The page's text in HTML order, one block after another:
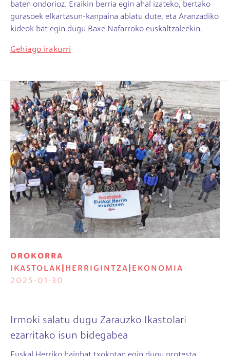
baten ondorioz. Eraikin berria egin ahal izateko, bertako
gurasoek elkartasun-kanpaina abiatu dute, eta Aranzadiko
kideok bat egin dugu Baxe Nafarroko euskaltzaleekin.
Gehiago irakurri
Irudia
OROKORRA
IKASTOLAK
HERRIGINTZA
EKONOMIA
2025-01-30
Irmoki salatu dugu Zarauzko Ikastolari
ezarritako isun bidegabea